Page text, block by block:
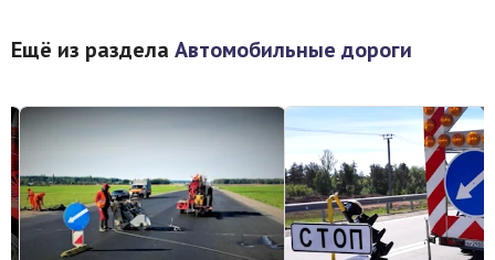
Ещё из раздела Автомобильные дороги